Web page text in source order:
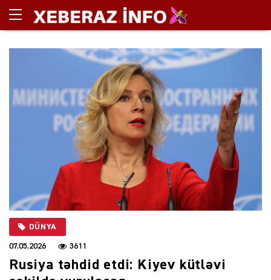
DÜNYA
07.05.2026 3611
Rusiya təhdid etdi: Kiyev kütləvi